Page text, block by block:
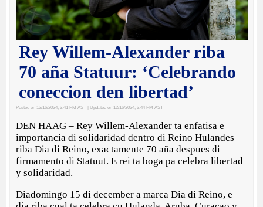
Rey Willem-Alexander riba
70 aña Statuur: ‘Celebrando
coneccion den libertad’
Posted on 12/16/2024, 3:41 PM AST | Updated on 12/16/2024, 3:44 PM AST
DEN HAAG – Rey Willem-Alexander ta enfatisa e
importancia di solidaridad dentro di Reino Hulandes
riba Dia di Reino, exactamente 70 aña despues di
firmamento di Statuut. E rei ta boga pa celebra libertad
y solidaridad.
Diadomingo 15 di december a marca Dia di Reino, e